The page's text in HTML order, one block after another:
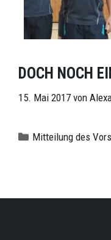
DOCH NOCH
15. Mai 2017 von
Kategorien
Mitteilung des